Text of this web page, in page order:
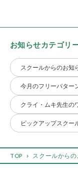
お知らせカテゴリ
スクールからのお知
今月のフリーパター
クライ・ムキ先生の
ピックアップスクー
TOP スクールから